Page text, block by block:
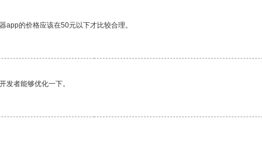
app的价格应该在50元以下才比较合理。
发者能够优化一下。